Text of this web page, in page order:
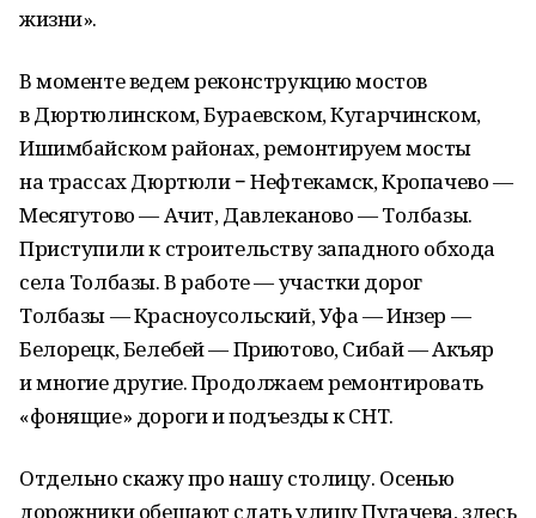
жизни».
В моменте ведем реконструкцию мостов
в Дюртюлинском, Бураевском, Кугарчинском,
Ишимбайском районах, ремонтируем мосты
на трассах Дюртюли − Нефтекамск, Кропачево —
Месягутово — Ачит, Давлеканово — Толбазы.
Приступили к строительству западного обхода
села Толбазы. В работе — участки дорог
Толбазы — Красноусольский, Уфа — Инзер —
Белорецк, Белебей — Приютово, Сибай — Акъяр
и многие другие. Продолжаем ремонтировать
«фонящие» дороги и подъезды к СНТ.
Отдельно скажу про нашу столицу. Осенью
дорожники обещают сдать улицу Пугачева, здесь